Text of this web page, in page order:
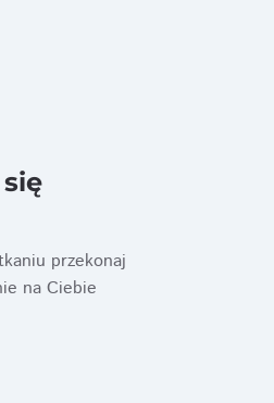
przekonaj
na Ciebie